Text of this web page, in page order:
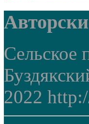
Сельское
2022